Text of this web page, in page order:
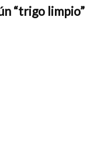
“trigo limpio”